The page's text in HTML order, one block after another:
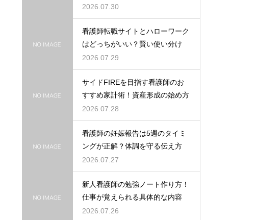
2026.07.30
看護師転職サイトとハローワーク
はどっちがいい？賢い使い分け
2026.07.29
サイドFIREを目指す看護師のお
すすめ家計術！資産形成の始め方
2026.07.28
看護師の妊娠報告は5週のタイミ
ングが正解？体調を守る伝え方
2026.07.27
新人看護師の勉強ノート作り方！
仕事が覚えられる具体的な内容
2026.07.26